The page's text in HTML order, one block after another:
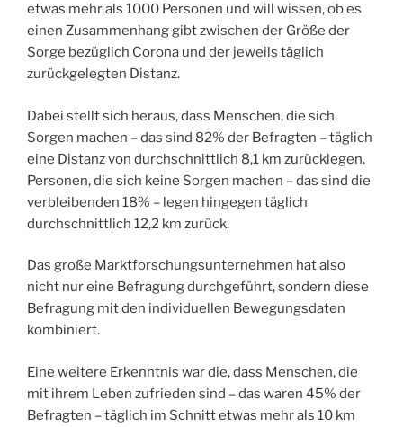
etwas mehr als 1000 Personen und will wissen, ob es
einen Zusammenhang gibt zwischen der Größe der
Sorge bezüglich Corona und der jeweils täglich
zurückgelegten Distanz.
Dabei stellt sich heraus, dass Menschen, die sich
Sorgen machen – das sind 82% der Befragten – täglich
eine Distanz von durchschnittlich 8,1 km zurücklegen.
Personen, die sich keine Sorgen machen – das sind die
verbleibenden 18% – legen hingegen täglich
durchschnittlich 12,2 km zurück.
Das große Marktforschungsunternehmen hat also
nicht nur eine Befragung durchgeführt, sondern diese
Befragung mit den individuellen Bewegungsdaten
kombiniert.
Eine weitere Erkenntnis war die, dass Menschen, die
mit ihrem Leben zufrieden sind – das waren 45% der
Befragten – täglich im Schnitt etwas mehr als 10 km